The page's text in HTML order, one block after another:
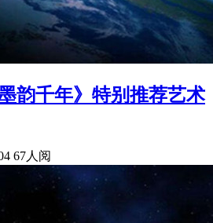
韵千年》特别推荐艺术
67人阅